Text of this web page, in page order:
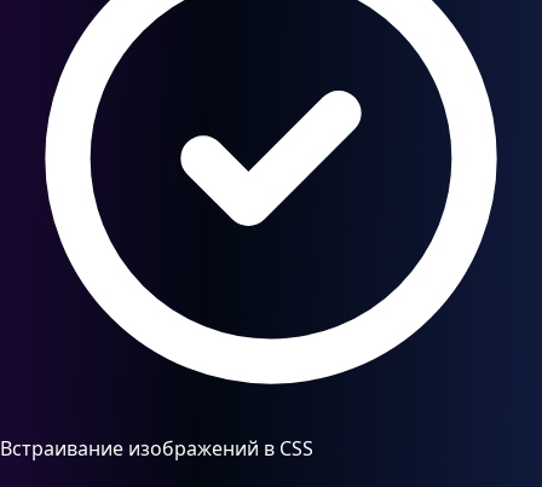
Встраивание изображений в CSS